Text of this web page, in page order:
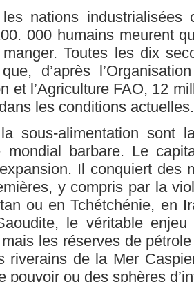
nations industrialisées
000 humains meurent
manger. Toutes les dix
d’après
et l’Agriculture FAO, 12
les conditions actuelles.
sous-alimentation sont
mondial barbare. Le
Il conquiert des
y compris par la
ou en Tchétchénie, en
le véritable
les réserves de
riverains de la Mer
pouvoir ou des sphères